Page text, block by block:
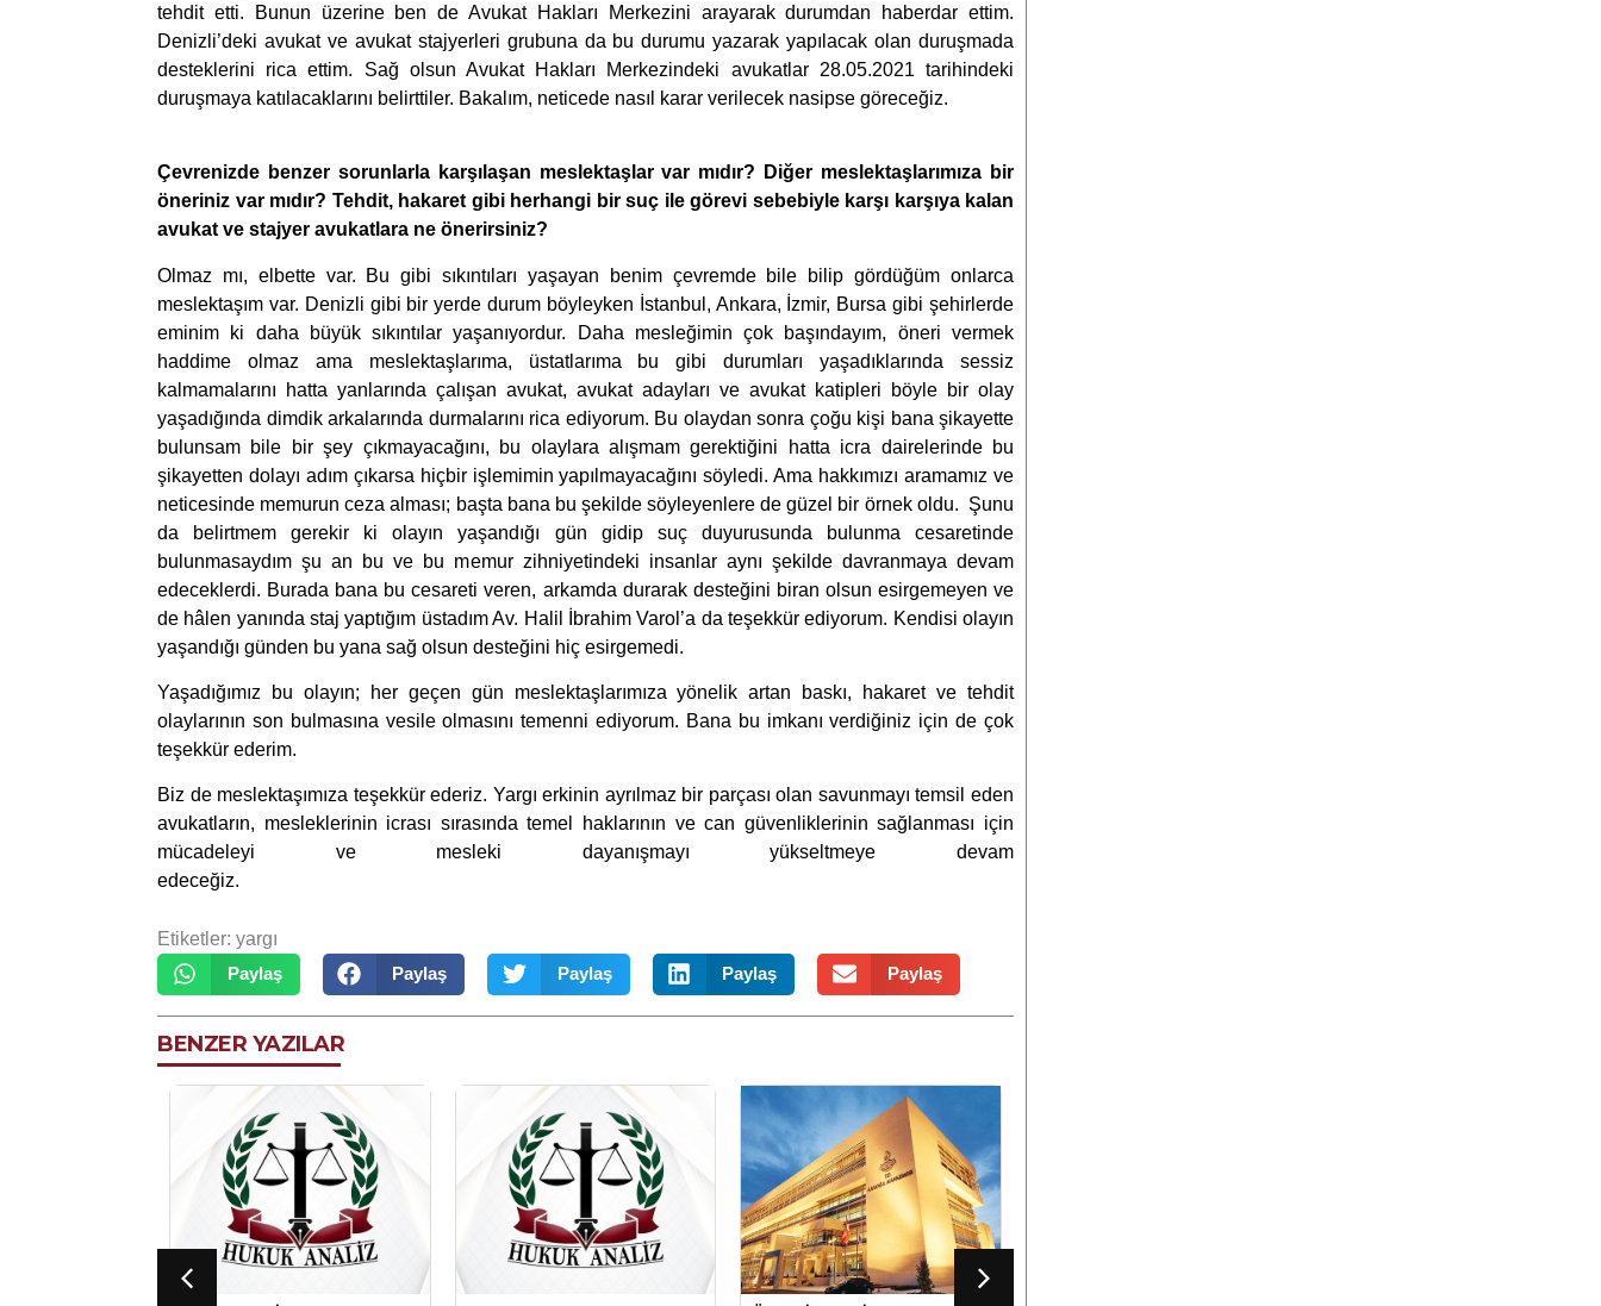
tehdit etti. Bunun üzerine ben de Avukat Hakları Merkezini arayarak durumdan haberdar ettim.
Denizli’deki avukat ve avukat stajyerleri grubuna da bu durumu yazarak yapılacak olan duruşmada
desteklerini rica ettim. Sağ olsun Avukat Hakları Merkezindeki avukatlar 28.05.2021 tarihindeki
duruşmaya katılacaklarını belirttiler. Bakalım, neticede nasıl karar verilecek nasipse göreceğiz.
Çevrenizde benzer sorunlarla karşılaşan meslektaşlar var mıdır? Diğer meslektaşlarımıza bir
öneriniz var mıdır? Tehdit, hakaret gibi herhangi bir suç ile görevi sebebiyle karşı karşıya kalan
avukat ve stajyer avukatlara ne önerirsiniz?
Olmaz mı, elbette var. Bu gibi sıkıntıları yaşayan benim çevremde bile bilip gördüğüm onlarca
meslektaşım var. Denizli gibi bir yerde durum böyleyken İstanbul, Ankara, İzmir, Bursa gibi şehirlerde
eminim ki daha büyük sıkıntılar yaşanıyordur. Daha mesleğimin çok başındayım, öneri vermek
haddime olmaz ama meslektaşlarıma, üstatlarıma bu gibi durumları yaşadıklarında sessiz
kalmamalarını hatta yanlarında çalışan avukat, avukat adayları ve avukat katipleri böyle bir olay
yaşadığında dimdik arkalarında durmalarını rica ediyorum. Bu olaydan sonra çoğu kişi bana şikayette
bulunsam bile bir şey çıkmayacağını, bu olaylara alışmam gerektiğini hatta icra dairelerinde bu
şikayetten dolayı adım çıkarsa hiçbir işlemimin yapılmayacağını söyledi. Ama hakkımızı aramamız ve
neticesinde memurun ceza alması; başta bana bu şekilde söyleyenlere de güzel bir örnek oldu. Şunu
da belirtmem gerekir ki olayın yaşandığı gün gidip suç duyurusunda bulunma cesaretinde
bulunmasaydım şu an bu ve bu memur zihniyetindeki insanlar aynı şekilde davranmaya devam
edeceklerdi. Burada bana bu cesareti veren, arkamda durarak desteğini biran olsun esirgemeyen ve
de hâlen yanında staj yaptığım üstadım Av. Halil İbrahim Varol’a da teşekkür ediyorum. Kendisi olayın
yaşandığı günden bu yana sağ olsun desteğini hiç esirgemedi.
Yaşadığımız bu olayın; her geçen gün meslektaşlarımıza yönelik artan baskı, hakaret ve tehdit
olaylarının son bulmasına vesile olmasını temenni ediyorum. Bana bu imkanı verdiğiniz için de çok
teşekkür ederim.
Biz de meslektaşımıza teşekkür ederiz. Yargı erkinin ayrılmaz bir parçası olan savunmayı temsil eden
avukatların, mesleklerinin icrası sırasında temel haklarının ve can güvenliklerinin sağlanması için
mücadeleyi ve mesleki dayanışmayı yükseltmeye devam
edeceğiz.
Etiketler: yargı
Paylaş
Paylaş Paylaş Paylaş Paylaş
BENZER YAZILAR